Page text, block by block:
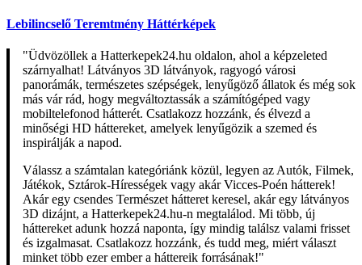
Lebilincselő Teremtmény Háttérképek
"Üdvözöllek a Hatterkepek24.hu oldalon, ahol a képzeleted
szárnyalhat! Látványos 3D látványok, ragyogó városi
panorámák, természetes szépségek, lenyűgöző állatok és még sok
más vár rád, hogy megváltoztassák a számítógéped vagy
mobiltelefonod hátterét. Csatlakozz hozzánk, és élvezd a
minőségi HD háttereket, amelyek lenyűgözik a szemed és
inspirálják a napod.
Válassz a számtalan kategóriánk közül, legyen az Autók, Filmek,
Játékok, Sztárok-Hírességek vagy akár Vicces-Poén hátterek!
Akár egy csendes Természet hátteret keresel, akár egy látványos
3D dizájnt, a Hatterkepek24.hu-n megtalálod. Mi több, új
háttereket adunk hozzá naponta, így mindig találsz valami frisset
és izgalmasat. Csatlakozz hozzánk, és tudd meg, miért választ
minket több ezer ember a háttereik forrásának!"